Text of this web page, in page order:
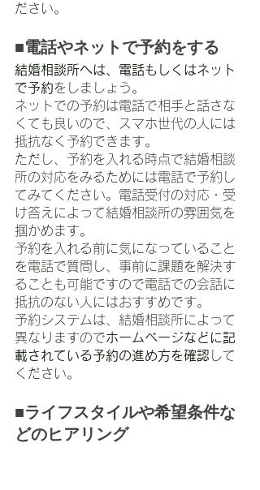
ださい。
■電話やネットで予約をする
結婚相談所へは、電話もしくはネット
で予約をしましょう。
ネットでの予約は電話で相手と話さな
くても良いので、スマホ世代の人には
抵抗なく予約できます。
ただし、予約を入れる時点で結婚相談
所の対応をみるためには電話で予約し
てみてください。電話受付の対応・受
け答えによって結婚相談所の雰囲気を
掴かめます。
予約を入れる前に気になっていること
を電話で質問し、事前に課題を解決す
ることも可能ですので電話での会話に
抵抗のない人にはおすすめです。
予約システムは、結婚相談所によって
異なりますのでホームページなどに記
載されている予約の進め方を確認 して
ください。
■ライフスタイルや希望条件な
どのヒアリング